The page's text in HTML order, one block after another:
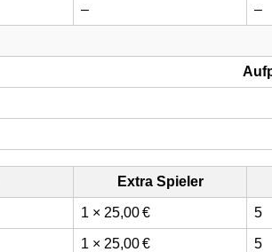
– –
Extra Spieler
1 × 25,00 € 5
1 × 25,00 € 5